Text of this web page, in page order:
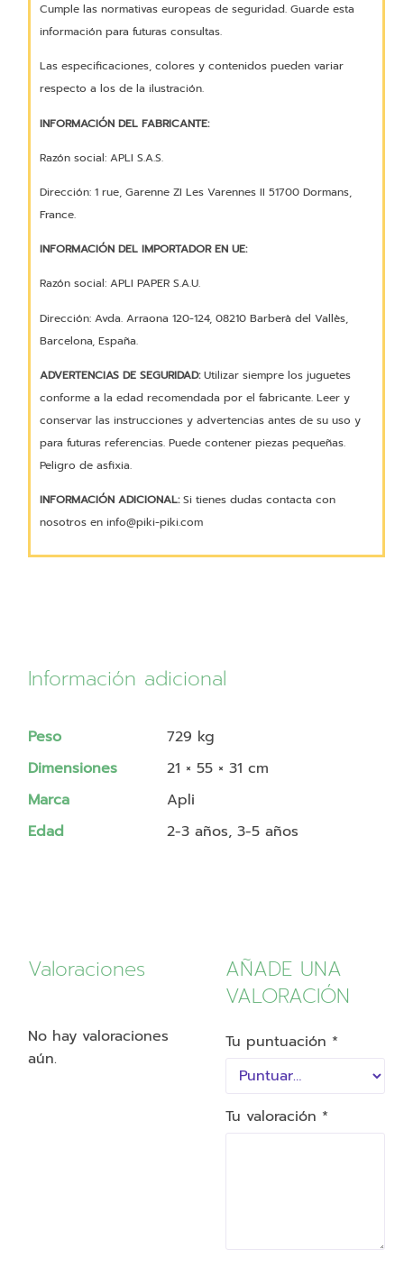
Cumple las normativas europeas de seguridad. Guarde esta
información para futuras consultas.
Las especificaciones, colores y contenidos pueden variar
respecto a los de la ilustración.
INFORMACIÓN DEL FABRICANTE:
Razón social: APLI S.A.S.
Dirección: 1 rue, Garenne ZI Les Varennes II 51700 Dormans,
France.
INFORMACIÓN DEL IMPORTADOR EN UE:
Razón social: APLI PAPER S.A.U.
Dirección: Avda. Arraona 120-124, 08210 Barberà del Vallès,
Barcelona, España.
ADVERTENCIAS DE SEGURIDAD:Utilizar siempre los juguetes
conforme a la edad recomendada por el fabricante. Leer y
conservar las instrucciones y advertencias antes de su uso y
para futuras referencias. Puede contener piezas pequeñas.
Peligro de asfixia.
INFORMACIÓN ADICIONAL:Si tienes dudas contacta con
nosotros en info@piki-piki.com
Información adicional
Peso
729 kg
Dimensiones
21 × 55 × 31 cm
Marca
Apli
Edad
2-3 años, 3-5 años
Valoraciones
No hay valoraciones
aún.
AÑADE UNA
VALORACIÓN
Tu puntuación *
Tu valoración *